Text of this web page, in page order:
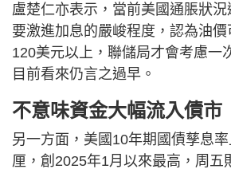
盧楚仁亦表示，當前美國通脹狀
要激進加息的嚴峻程度，認為油
120美元以上，聯儲局才會考慮一
目前看來仍言之過早。
不意味資金大幅流入債市
另一方面，美國10年期國債孳息
厘，創2025年1月以來最高，周五